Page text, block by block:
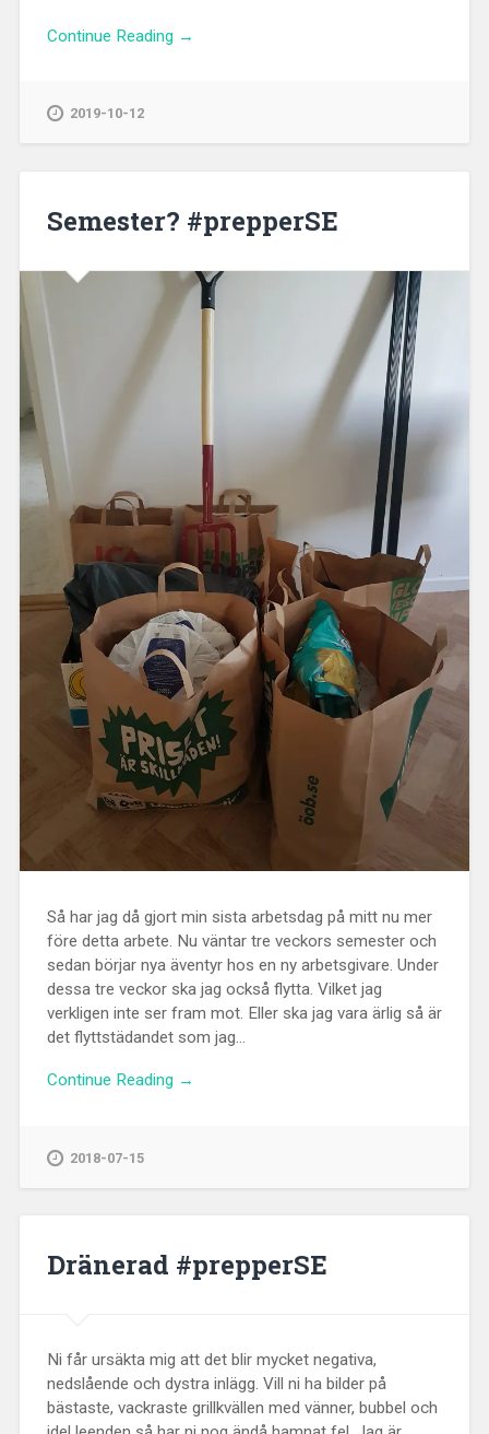
Continue Reading →
2019-10-12
Semester? #prepperSE
Så har jag då gjort min sista arbetsdag på mitt nu mer
före detta arbete. Nu väntar tre veckors semester och
sedan börjar nya äventyr hos en ny arbetsgivare. Under
dessa tre veckor ska jag också flytta. Vilket jag
verkligen inte ser fram mot. Eller ska jag vara ärlig så är
det flyttstädandet som jag...
Continue Reading →
2018-07-15
Dränerad #prepperSE
Ni får ursäkta mig att det blir mycket negativa,
nedslående och dystra inlägg. Vill ni ha bilder på
bästaste, vackraste grillkvällen med vänner, bubbel och